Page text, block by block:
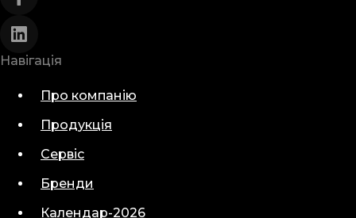
Навігація
Про компанію
Продукція
Сервіс
Бренди
Календар-2026